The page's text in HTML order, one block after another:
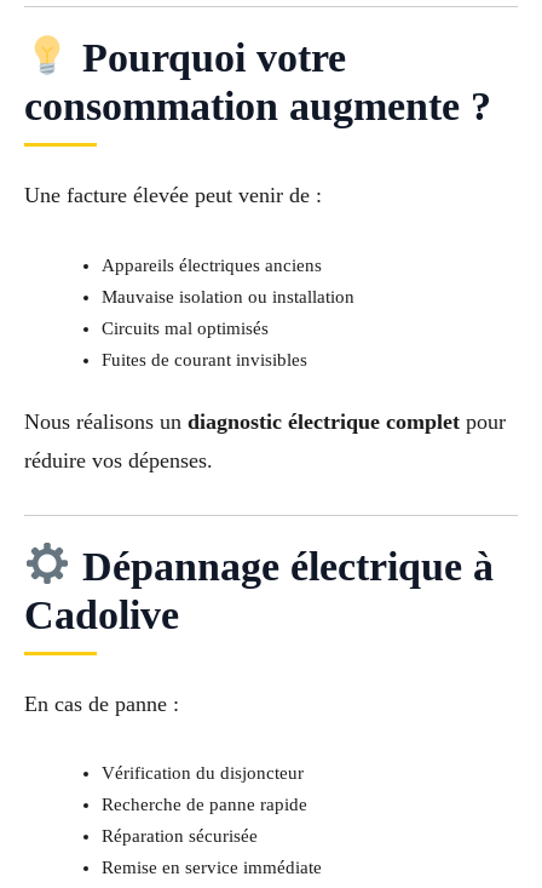
Pourquoi votre
consommation augmente ?
Une facture élevée peut venir de :
Appareils électriques anciens
Mauvaise isolation ou installation
Circuits mal optimisés
Fuites de courant invisibles
Nous réalisons un diagnostic électrique complet pour
réduire vos dépenses.
Dépannage électrique à
Cadolive
En cas de panne :
Vérification du disjoncteur
Recherche de panne rapide
Réparation sécurisée
Remise en service immédiate